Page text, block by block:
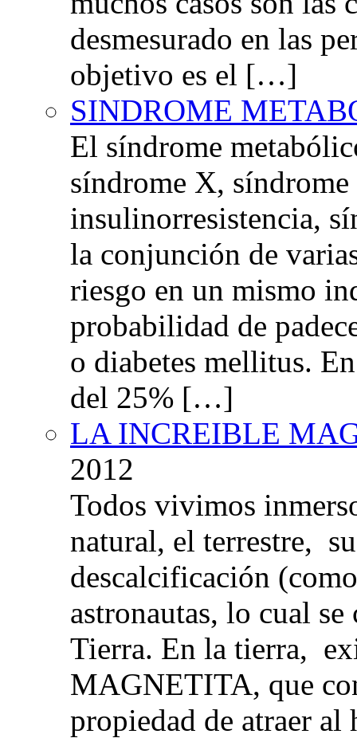
desmesurado en las
objetivo es el […]
SINDROME
El síndrome
síndrome X,
insulinorresistencia,
la conjunción de
riesgo en un mismo
probabilidad de
o diabetes mellitus.
del 25% […]
LA INCREIBLE
2012
Todos vivimos
natural, el terrestre,
descalcificación
astronautas, lo cual
Tierra. En la tierra,
MAGNETITA, que
propiedad de atraer